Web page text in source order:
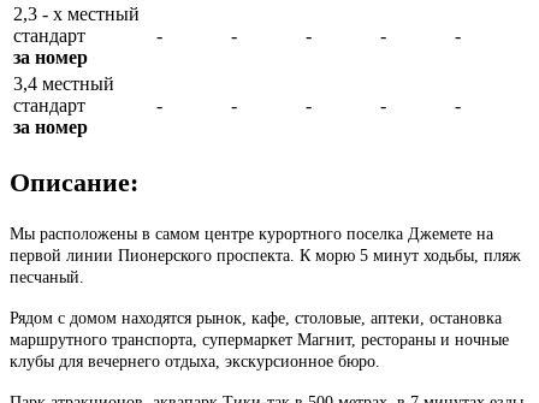
2,3 - х местный
стандарт
за номер
- - - - -
3,4 местный
стандарт
за номер
- - - - -
Описание:
Мы расположены в самом центре курортного поселка Джемете на
первой линии Пионерского проспекта. К морю 5 минут ходьбы, пляж
песчаный.
Рядом с домом находятся рынок, кафе, столовые, аптеки, остановка
маршрутного транспорта, супермаркет Магнит, рестораны и ночные
клубы для вечернего отдыха, экскурсионное бюро.